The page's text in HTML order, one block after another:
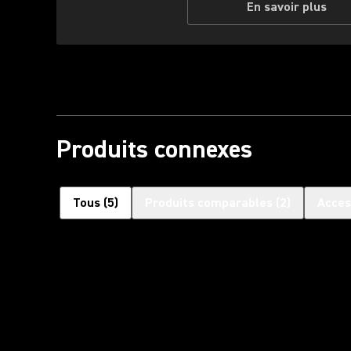
En savoir plus
Produits connexes
Tous (5)